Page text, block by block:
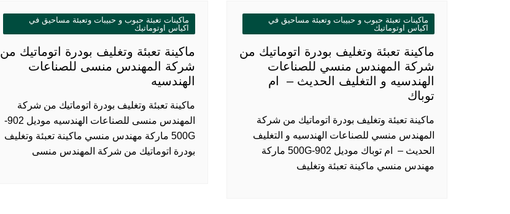
ماكينات تعبئة حبوب و حبيبات وتعبئة مساحيق في
اكياس اوتوماتيك
ماكينة تعبئة وتغليف بودرة اتوماتيك من
شركة المهندس منسي للصناعات
الهندسيه و التغليف الحديث – ام
توباك
ماكينة تعبئة وتغليف بودرة اتوماتيك من شركة
المهندس منسي للصناعات الهندسيه و التغليف
الحديث – ام توباك موديل 902-500G ماركة
مهندس منسي ماكينة تعبئة وتغليف
ماكينات تعبئة حبوب و حبيبات وتعبئة مساحيق في
اكياس اوتوماتيك
ماكينة تعبئة وتغليف بودرة اتوماتيك من
شركة المهندس منسى للصناعات
الهندسيه
ماكينة تعبئة وتغليف بودرة اتوماتيك من شركة
المهندس منسى للصناعات الهندسيه موديل 902-
500G ماركة مهندس منسي ماكينة تعبئة وتغليف
بودرة اتوماتيك من شركة المهندس منسى